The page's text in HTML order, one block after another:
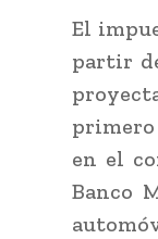
El
partir
primero
en el
Banco